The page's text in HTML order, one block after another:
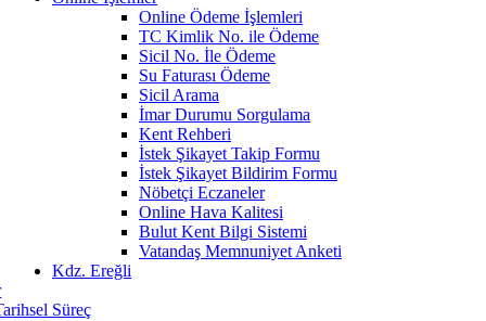
Online Ödeme İşlemleri
TC Kimlik No. ile Ödeme
Sicil No. İle Ödeme
Su Faturası Ödeme
Sicil Arama
İmar Durumu Sorgulama
Kent Rehberi
İstek Şikayet Takip Formu
İstek Şikayet Bildirim Formu
Nöbetçi Eczaneler
Online Hava Kalitesi
Bulut Kent Bilgi Sistemi
Vatandaş Memnuniyet Anketi
Kdz. Ereğli
Süreç